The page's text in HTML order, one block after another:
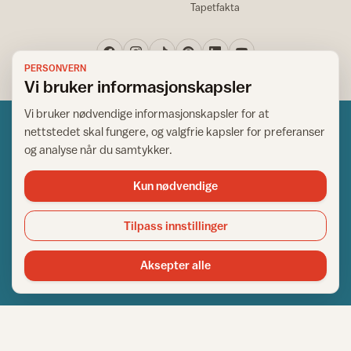
Tapetfakta
Norsk råd for hjem og bygg
Copyright © 1995-2026. All Rights Reserved.
Ansvarlig redaktør: Helge Bod Vangen
Utgiver: IFI - Norsk råd for hjem og bygg
PERSONVERN
Vi bruker informasjonskapsler
Vi bruker nødvendige informasjonskapsler for at
nettstedet skal fungere, og valgfrie kapsler for preferanser
og analyse når du samtykker.
Kun nødvendige
Tilpass innstillinger
Aksepter alle